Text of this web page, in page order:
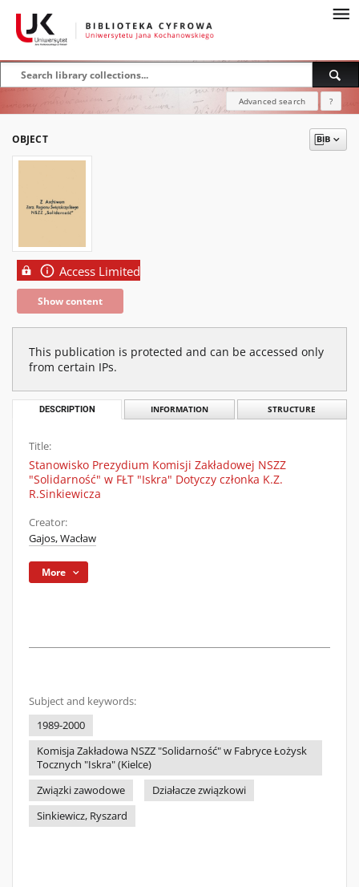
Advanced search ?
OBJECT
Access Limited
Show content
This publication is protected and can be accessed only
from certain IPs.
DESCRIPTION INFORMATION STRUCTURE
Title:
Stanowisko Prezydium Komisji Zakładowej NSZZ
"Solidarność" w FŁT "Iskra" Dotyczy członka K.Z.
R.Sinkiewicza
Creator:
Gajos, Wacław
More
Subject and keywords:
1989-2000
Komisja Zakładowa NSZZ "Solidarność" w Fabryce Łożysk
Tocznych "Iskra" (Kielce)
Związki zawodowe
Działacze związkowi
Sinkiewicz, Ryszard